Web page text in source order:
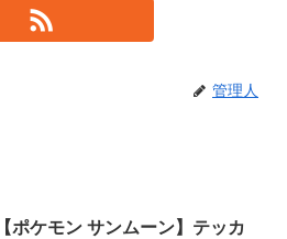
管理人
【ポケモン サンムーン】テッカ